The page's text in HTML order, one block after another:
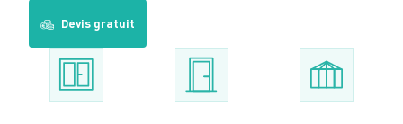
Devis gratuit